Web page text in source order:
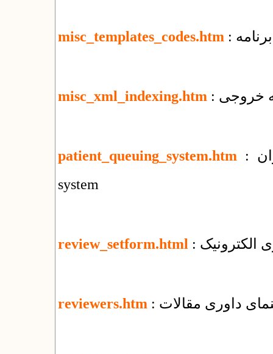
misc_templates_codes.htm
misc_xml_indexing.htm
patient_queuing_system.htm : سامانه نوبت دهی بیماران : patient queuing
system
review_setform.html الکترونیک
reviewers.htm داوری مقالات